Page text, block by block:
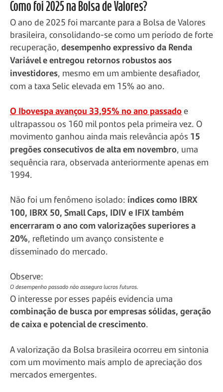
Como foi 2025 na Bolsa de Valores?
O ano de 2025 foi marcante para a Bolsa de Valores
brasileira, consolidando-se como um período de forte
recuperação, desempenho expressivo da Renda
Variável e entregou retornos robustos aos
investidores, mesmo em um ambiente desafiador,
com a taxa Selic elevada em 15% ao ano.
O Ibovespa avançou 33,95% no ano passadoe
ultrapassou os 160 mil pontos pela primeira vez. O
movimento ganhou ainda mais relevância após 15
pregões consecutivos de alta em novembro, uma
sequência rara, observada anteriormente apenas em
1994.
Não foi um fenômeno isolado: índices como IBRX
100, IBRX 50, Small Caps, IDIV e IFIX também
encerraram o ano com valorizações superiores a
20%, refletindo um avanço consistente e
disseminado do mercado.
Observe:
O desempenho passado não assegura lucros futuros.
O interesse por esses papéis evidencia uma
combinação de busca por empresas sólidas, geração
de caixa e potencial de crescimento.
A valorização da Bolsa brasileira ocorreu em sintonia
com um movimento mais amplo de apreciação dos
mercados emergentes.